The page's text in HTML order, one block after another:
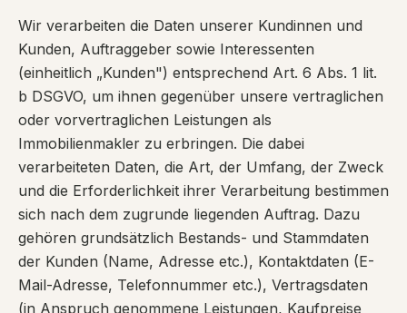
Wir verarbeiten die Daten unserer Kundinnen und
Kunden, Auftraggeber sowie Interessenten
(einheitlich „Kunden") entsprechend Art. 6 Abs. 1 lit.
b DSGVO, um ihnen gegenüber unsere vertraglichen
oder vorvertraglichen Leistungen als
Immobilienmakler zu erbringen. Die dabei
verarbeiteten Daten, die Art, der Umfang, der Zweck
und die Erforderlichkeit ihrer Verarbeitung bestimmen
sich nach dem zugrunde liegenden Auftrag. Dazu
gehören grundsätzlich Bestands- und Stammdaten
der Kunden (Name, Adresse etc.), Kontaktdaten (E-
Mail-Adresse, Telefonnummer etc.), Vertragsdaten
(in Anspruch genommene Leistungen, Kaufpreise